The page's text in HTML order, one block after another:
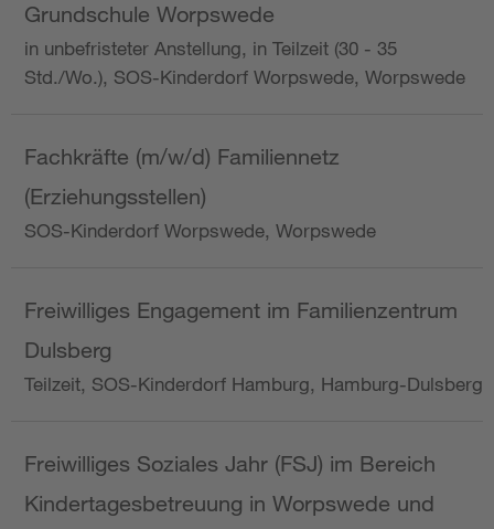
Grundschule Worpswede
in unbefristeter Anstellung, in Teilzeit (30 - 35
Std./Wo.), SOS-Kinderdorf Worpswede, Worpswede
Fachkräfte (m/w/d) Familiennetz
(Erziehungsstellen)
SOS-Kinderdorf Worpswede, Worpswede
Freiwilliges Engagement im Familienzentrum
Dulsberg
Teilzeit, SOS-Kinderdorf Hamburg, Hamburg-Dulsberg
Freiwilliges Soziales Jahr (FSJ) im Bereich
Kindertagesbetreuung in Worpswede und